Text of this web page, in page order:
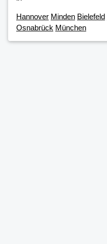
Hannover Minden Bielefeld
Osnabrück München